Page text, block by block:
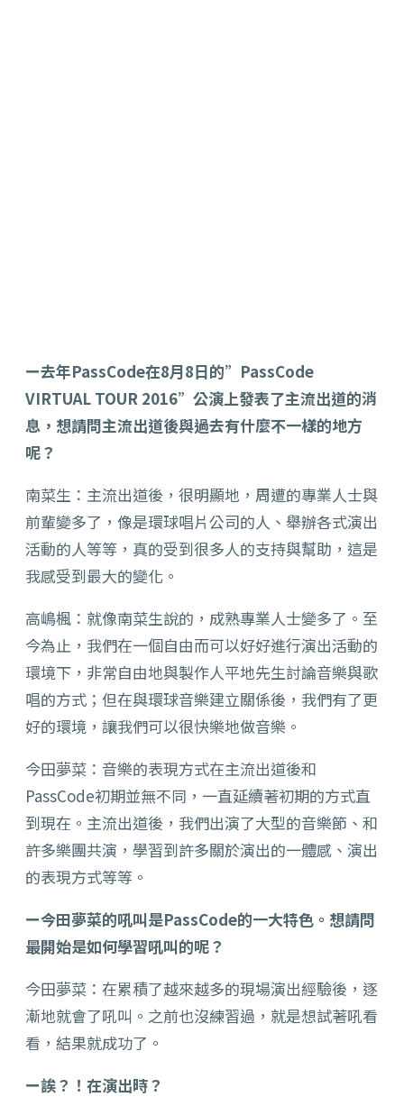
ー去年PassCode在8月8日的”PassCode
VIRTUAL TOUR 2016”公演上發表了主流出道的消
息，想請問主流出道後與過去有什麼不一樣的地方
呢？
南菜生：主流出道後，很明顯地，周遭的專業人士與
前輩變多了，像是環球唱片公司的人、舉辦各式演出
活動的人等等，真的受到很多人的支持與幫助，這是
我感受到最大的變化。
高嶋楓：就像南菜生說的，成熟專業人士變多了。至
今為止，我們在一個自由而可以好好進行演出活動的
環境下，非常自由地與製作人平地先生討論音樂與歌
唱的方式；但在與環球音樂建立關係後，我們有了更
好的環境，讓我們可以很快樂地做音樂。
今田夢菜：音樂的表現方式在主流出道後和
PassCode初期並無不同，一直延續著初期的方式直
到現在。主流出道後，我們出演了大型的音樂節、和
許多樂團共演，學習到許多關於演出的一體感、演出
的表現方式等等。
ー今田夢菜的吼叫是PassCode的一大特色。想請問
最開始是如何學習吼叫的呢？
今田夢菜：在累積了越來越多的現場演出經驗後，逐
漸地就會了吼叫。之前也沒練習過，就是想試著吼看
看，結果就成功了。
ー誒？！在演出時？